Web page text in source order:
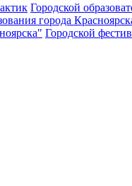
Городской
города
Городской